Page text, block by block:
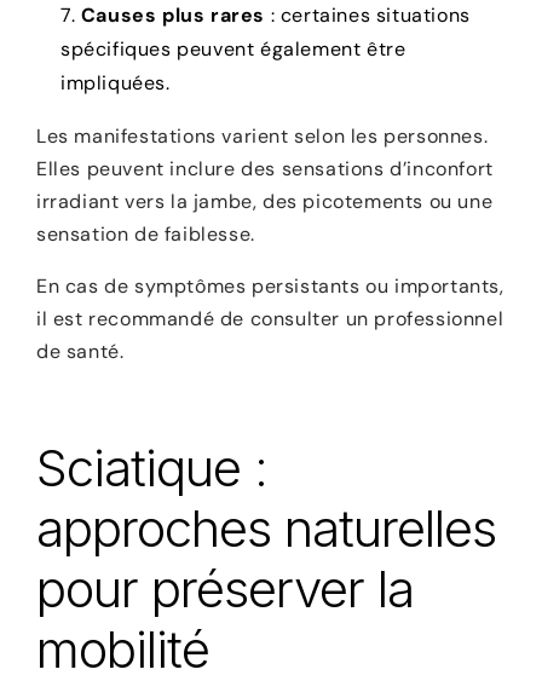
Causes plus rares : certaines situations
spécifiques peuvent également être
impliquées.
Les manifestations varient selon les personnes.
Elles peuvent inclure des sensations d’inconfort
irradiant vers la jambe, des picotements ou une
sensation de faiblesse.
En cas de symptômes persistants ou importants,
il est recommandé de consulter un professionnel
de santé.
Sciatique :
approches naturelles
pour préserver la
mobilité